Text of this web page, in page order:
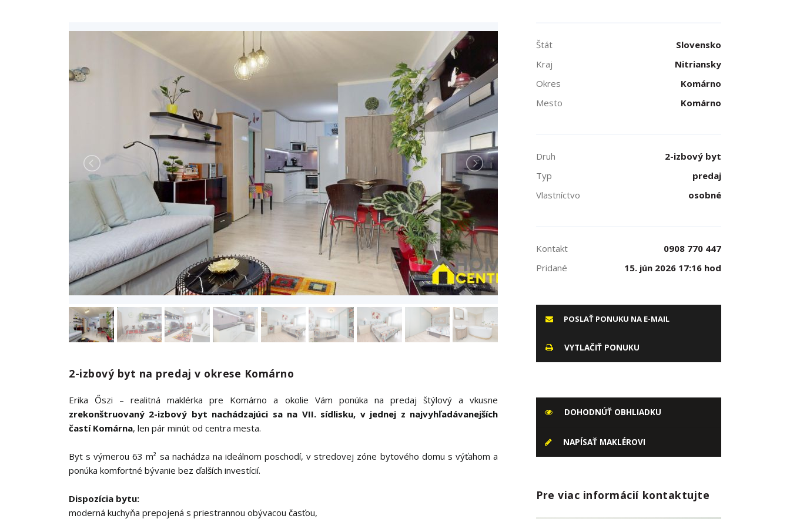
2-izbový byt na predaj v okrese Komárno
Erika Őszi – realitná maklérka pre Komárno a okolie Vám ponúka na predaj štýlový a vkusne
zrekonštruovaný 2-izbový byt nachádzajúci sa na VII. sídlisku, v jednej z najvyhľadávanejších
častí Komárna, len pár minút od centra mesta.
Byt s výmerou 63 m² sa nachádza na ideálnom poschodí, v stredovej zóne bytového domu s výťahom a
ponúka komfortné bývanie bez ďalších investícií.
Dispozícia bytu:
moderná kuchyňa prepojená s priestrannou obývacou časťou,
Štát
Slovensko
Kraj
Nitriansky
Okres
Komárno
Mesto
Komárno
Druh
2-izbový byt
Typ
predaj
Vlastníctvo
osobné
Kontakt
0908 770 447
Pridané
15. jún 2026 17:16 hod
POSLAŤ PONUKU NA E-MAIL
VYTLAČIŤ PONUKU
DOHODNÚŤ OBHLIADKU
NAPÍSAŤ MAKLÉROVI
Pre viac informácií kontaktujte